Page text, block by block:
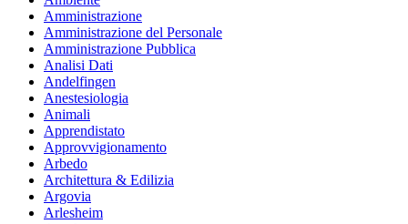
Amministrazione
Amministrazione del Personale
Amministrazione Pubblica
Analisi Dati
Andelfingen
Anestesiologia
Animali
Apprendistato
Approvvigionamento
Arbedo
Architettura & Edilizia
Argovia
Arlesheim